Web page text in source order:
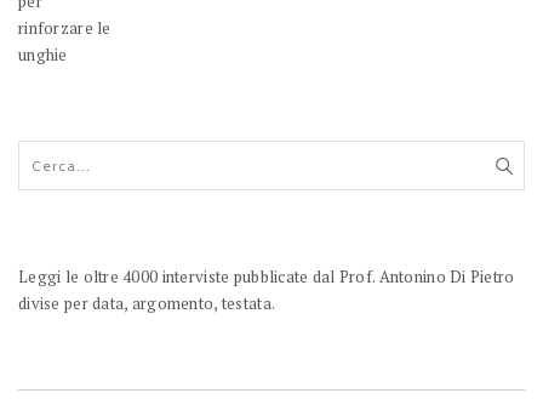
Leggi le oltre 4000 interviste pubblicate dal Prof. Antonino Di Pietro
divise per data, argomento, testata.